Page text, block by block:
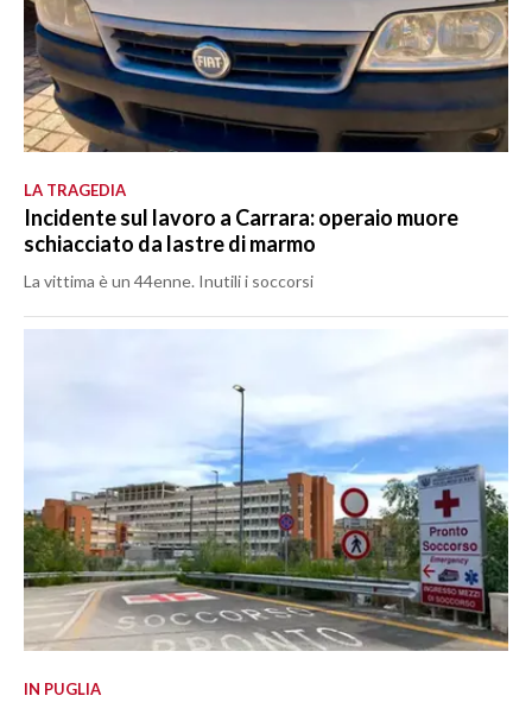
LA TRAGEDIA
Incidente sul lavoro a Carrara: operaio muore
schiacciato da lastre di marmo
La vittima è un 44enne. Inutili i soccorsi
IN PUGLIA